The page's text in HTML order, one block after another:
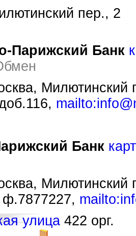
пер., 2
Парижский Банк
Милютинский
Банк
Милютинский
ф.7877227,
улица 422 орг.